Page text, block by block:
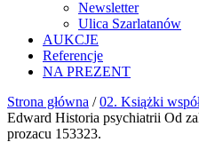
Newsletter
Ulica Szarlatanów
AUKCJE
Referencje
NA PREZENT
Strona główna /02. Książki
Edward Historia psychiatrii Od
prozacu 153323.